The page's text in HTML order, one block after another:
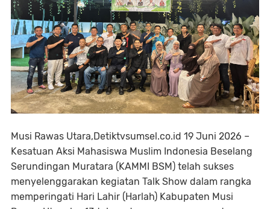
Musi Rawas Utara,Detiktvsumsel.co.id 19 Juni 2026 –
Kesatuan Aksi Mahasiswa Muslim Indonesia Beselang
Serundingan Muratara (KAMMI BSM) telah sukses
menyelenggarakan kegiatan Talk Show dalam rangka
memperingati Hari Lahir (Harlah) Kabupaten Musi